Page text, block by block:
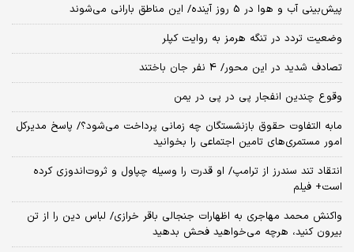
پیش‌بینی آب و هوا در 5 روز آینده/ این مناطق بارانی می‌شوند
وضعیت تردد در تنگه هرمز به روایت کپلر
تصادف شدید در این محور/ 4 نفر جان باختند
وقوع چندین انفجار پی در پی در یمن
مابه التفاوت حقوق بازنشستگان چه زمانی پرداخت می‌شود؟/ پاسخ مدیرکل
امور مستمری‌های تامین اجتماعی را بخوانید
انتقاد تند سندرز از ترامپ/ او قدرت را وسیله چپاول و ثروت‌اندوزی کرده
است+ فیلم
واکنش محمد مهاجری به اظهارات جنجالی باقر خرازی/ لباس دین را از تن
بیرون کنید، هرچه می‌خواهید فحش بدهید